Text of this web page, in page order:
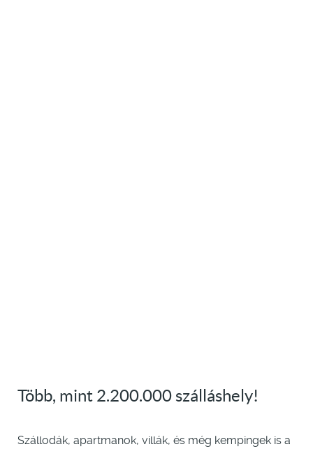
Több, mint 2.200.000 szálláshely!
Szállodák, apartmanok, villák, és még kempingek is a